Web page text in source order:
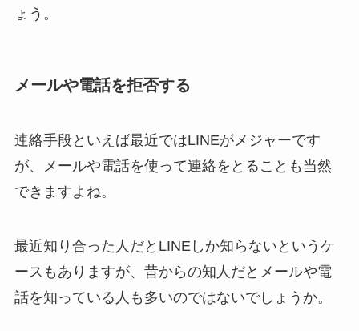
ょう。
メールや電話を拒否する
連絡手段といえば最近ではLINEがメジャーです
が、メールや電話を使って連絡をとることも当然
できますよね。
最近知り合った人だとLINEしか知らないというケ
ースもありますが、昔からの知人だとメールや電
話を知っている人も多いのではないでしょうか。